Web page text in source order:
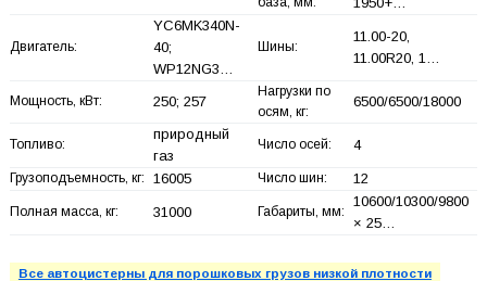
Двигатель:
YC6MK340N-
40;
WP12NG3…
Шины:
11.00-20,
11.00R20, 1…
Мощность, кВт: 250; 257
Нагрузки по
осям, кг:
6500/6500/18000
Топливо:
природный
газ
Число осей: 4
Грузоподъемность, кг: 16005 Число шин: 12
Полная масса, кг: 31000 Габариты, мм:
10600/10300/9800
× 25…
Все автоцистерны для порошковых грузов низкой плотности